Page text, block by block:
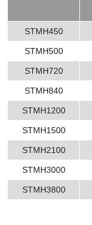
STMH450
STMH500
STMH720
STMH840
STMH1200
STMH1500
STMH2100
STMH3000
STMH3800